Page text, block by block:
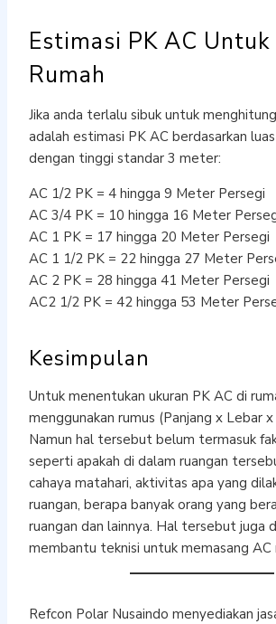
Estimasi PK AC Untuk
Rumah
Jika anda terlalu sibuk untuk
adalah estimasi PK AC berdasarkan
dengan tinggi standar 3 meter:
AC 1/2 PK = 4 hingga 9 Meter Persegi
AC 3/4 PK = 10 hingga 16 Meter
AC 1 PK = 17 hingga 20 Meter Persegi
AC 1 1/2 PK = 22 hingga 27 Meter
AC 2 PK = 28 hingga 41 Meter Persegi
AC2 1/2 PK = 42 hingga 53 Meter
Kesimpulan
Untuk menentukan ukuran PK AC di
menggunakan rumus (Panjang x Lebar
Namun hal tersebut belum termasuk
seperti apakah di dalam ruangan
cahaya matahari, aktivitas apa yang
ruangan, berapa banyak orang yang
ruangan dan lainnya. Hal tersebut juga
membantu teknisi untuk memasang AC
Refcon Polar Nusaindo menyediakan